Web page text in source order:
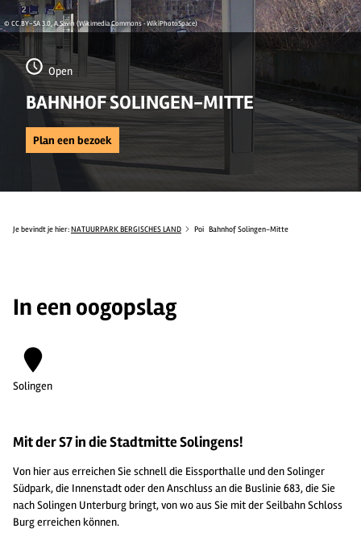
© CC BY-SA 3.0, A.Savin (Wikimedia Commons · WikiPhotoSpace)
Open
BAHNHOF SOLINGEN-MITTE
Plan een bezoek
Je bevindt je hier: NATUURPARK BERGISCHES LAND Poi Bahnhof Solingen-Mitte
In een oogopslag
Solingen
Mit der S7 in die Stadtmitte Solingens!
Von hier aus erreichen Sie schnell die Eissporthalle und den Solinger
Südpark, die Innenstadt oder den Anschluss an die Buslinie 683, die Sie
nach Solingen Unterburg bringt, von wo aus Sie mit der Seilbahn Schloss
Burg erreichen können.